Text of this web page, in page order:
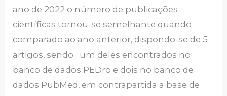
ano de 2022 o número de publicações
científicas tornou-se semelhante quando
comparado ao ano anterior, dispondo-se de 5
artigos, sendo um deles encontrados no
banco de dados PEDro e dois no banco de
dados PubMed, em contrapartida a base de